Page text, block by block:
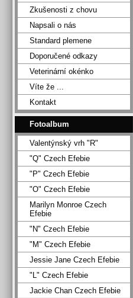
Zkušenosti z chovu
Napsali o nás
Standard plemene
Doporučené odkazy
Veterinární okénko
Víte že ...
Kontakt
Fotoalbum
Valentýnský vrh "R"
"Q" Czech Efebie
"P" Czech Efebie
"O" Czech Efebie
Marilyn Monroe Czech
Efebie
"N" Czech Efebie
"M" Czech Efebie
Jessie Jane Czech Efebie
"L" Czech Efebie
Jackie Chan Czech Efebie